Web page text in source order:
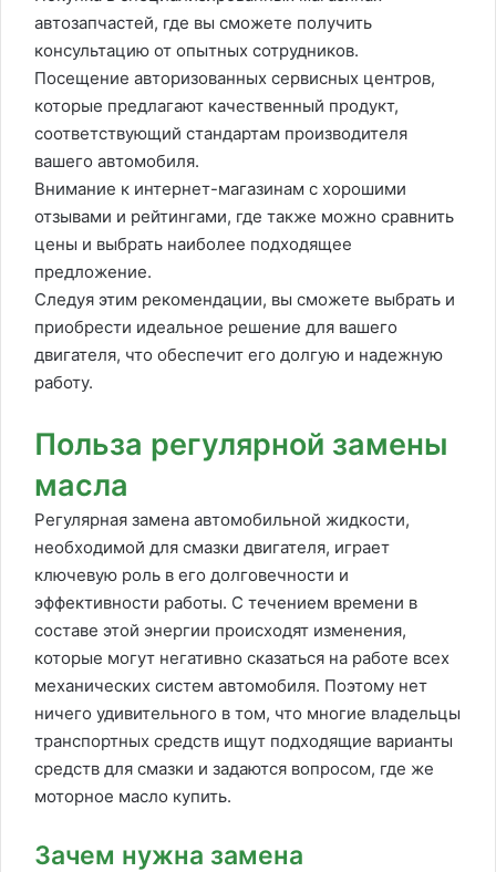
автозапчастей, где вы сможете получить
консультацию от опытных сотрудников.
Посещение авторизованных сервисных центров,
которые предлагают качественный продукт,
соответствующий стандартам производителя
вашего автомобиля.
Внимание к интернет-магазинам с хорошими
отзывами и рейтингами, где также можно сравнить
цены и выбрать наиболее подходящее
предложение.
Следуя этим рекомендации, вы сможете выбрать и
приобрести идеальное решение для вашего
двигателя, что обеспечит его долгую и надежную
работу.
Польза регулярной замены
масла
Регулярная замена автомобильной жидкости,
необходимой для смазки двигателя, играет
ключевую роль в его долговечности и
эффективности работы. С течением времени в
составе этой энергии происходят изменения,
которые могут негативно сказаться на работе всех
механических систем автомобиля. Поэтому нет
ничего удивительного в том, что многие владельцы
транспортных средств ищут подходящие варианты
средств для смазки и задаются вопросом, где же
моторное масло купить.
Зачем нужна замена